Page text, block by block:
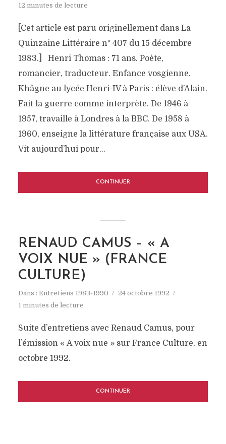
12 minutes de lecture
[Cet article est paru originellement dans La
Quinzaine Littéraire n° 407 du 15 décembre
1983.] Henri Thomas : 71 ans. Poète,
romancier, traducteur. Enfance vosgienne.
Khâgne au lycée Henri-IV à Paris : élève d’Alain.
Fait la guerre comme interprète. De 1946 à
1957, travaille à Londres à la BBC. De 1958 à
1960, enseigne la littérature française aux USA.
Vit aujourd’hui pour...
CONTINUER
RENAUD CAMUS – « A
VOIX NUE » (FRANCE
CULTURE)
Dans : Entretiens 1983-1990
24 octobre 1992
1 minutes de lecture
Suite d’entretiens avec Renaud Camus, pour
l’émission « A voix nue » sur France Culture, en
octobre 1992.
CONTINUER